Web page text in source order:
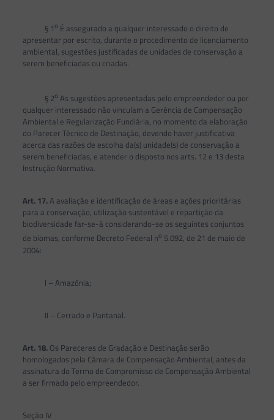
§ 1o É assegurado a qualquer interessado o direito de
apresentar por escrito, durante o procedimento de licenciamento
ambiental, sugestões justificadas de unidades de conservação a
serem beneficiadas ou criadas.
§ 2o As sugestões apresentadas pelo empreendedor ou por
qualquer interessado não vinculam a Gerência de Compensação
Ambiental e Regularização Fundiária, no momento da elaboração
do Parecer Técnico de Destinação, devendo haver justificativa
acerca das razões de escolha da(s) unidade(s) de conservação a
serem beneficiadas, e atender o disposto nos arts. 12 e 13 desta
Instrução Normativa.
Art. 17.A avaliação e identificação de áreas e ações prioritárias
para a conservação, utilização sustentável e repartição da
biodiversidade far-se-á considerando-se os seguintes conjuntos
de biomas, conforme Decreto Federal no 5.092, de 21 de maio de
2004:
I – Amazônia;
II – Cerrado e Pantanal.
Art. 18.Os Pareceres de Gradação e Destinação serão
homologados pela Câmara de Compensação Ambiental, antes da
assinatura do Termo de Compromisso de Compensação Ambiental
a ser firmado pelo empreendedor.
Seção IV